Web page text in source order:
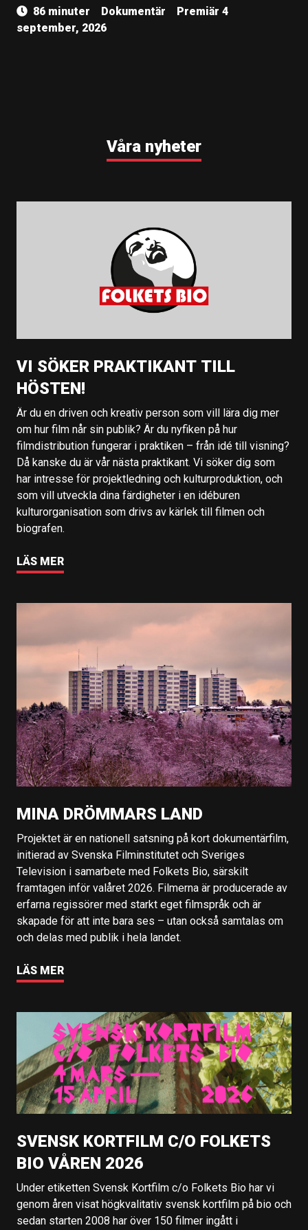
86 minuter Dokumentär
Premiär 4
september, 2026
Våra nyheter
VI SÖKER PRAKTIKANT TILL
HÖSTEN!
Är du en driven och kreativ person som vill lära dig mer
om hur film når sin publik? Är du nyfiken på hur
filmdistribution fungerar i praktiken – från idé till visning?
Då kanske du är vår nästa praktikant. Vi söker dig som
har intresse för projektledning och kulturproduktion, och
som vill utveckla dina färdigheter i en idéburen
kulturorganisation som drivs av kärlek till filmen och
biografen.
LÄS MER
MINA DRÖMMARS LAND
Projektet är en nationell satsning på kort dokumentärfilm,
initierad av Svenska Filminstitutet och Sveriges
Television i samarbete med Folkets Bio, särskilt
framtagen inför valåret 2026. Filmerna är producerade av
erfarna regissörer med starkt eget filmspråk och är
skapade för att inte bara ses – utan också samtalas om
och delas med publik i hela landet.
LÄS MER
SVENSK KORTFILM C/O FOLKETS
BIO VÅREN 2026
Under etiketten Svensk Kortfilm c/o Folkets Bio har vi
genom åren visat högkvalitativ svensk kortfilm på bio och
sedan starten 2008 har över 150 filmer ingått i